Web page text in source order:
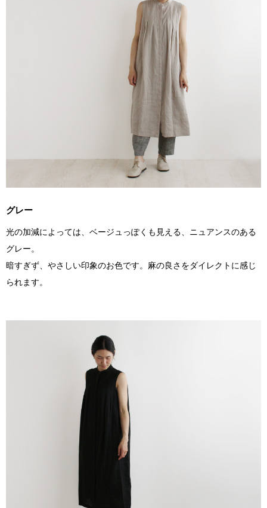
グレー
光の加減によっては、ベージュっぽくも見える、ニュアンスのある
グレー。
暗すぎず、やさしい印象のお色です。麻の良さをダイレクトに感じ
られます。